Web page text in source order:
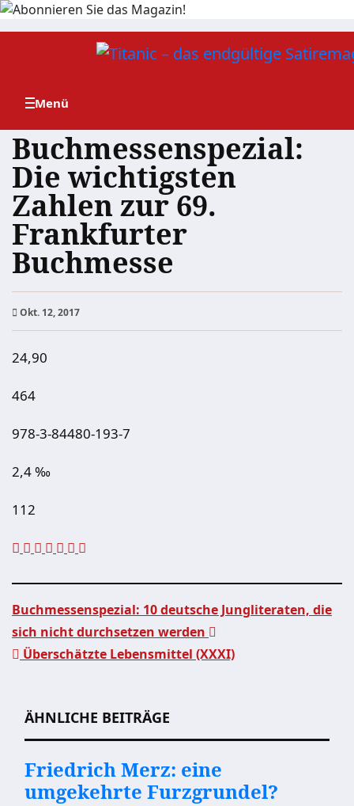
Zum
Buchmessenspezial:
Die wichtigsten
Zahlen zur 69.
Frankfurter
Buchmesse
Okt. 12, 2017
24,90
464
978-3-84480-193-7
2,4 ‰
112
Beitragsnavigation
Buchmessenspezial: 10 deutsche Jungliteraten, die
sich nicht durchsetzen werden
Überschätzte Lebensmittel (XXXI)
ÄHNLICHE BEITRÄGE
Friedrich Merz: eine
umgekehrte Furzgrundel?